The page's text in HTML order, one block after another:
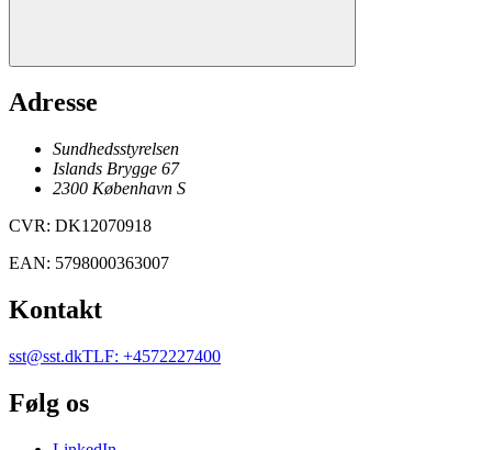
Adresse
Sundhedsstyrelsen
Islands Brygge 67
2300 København S
CVR: DK12070918
EAN: 5798000363007
Kontakt
sst@sst.dkTLF: +4572227400
Følg os